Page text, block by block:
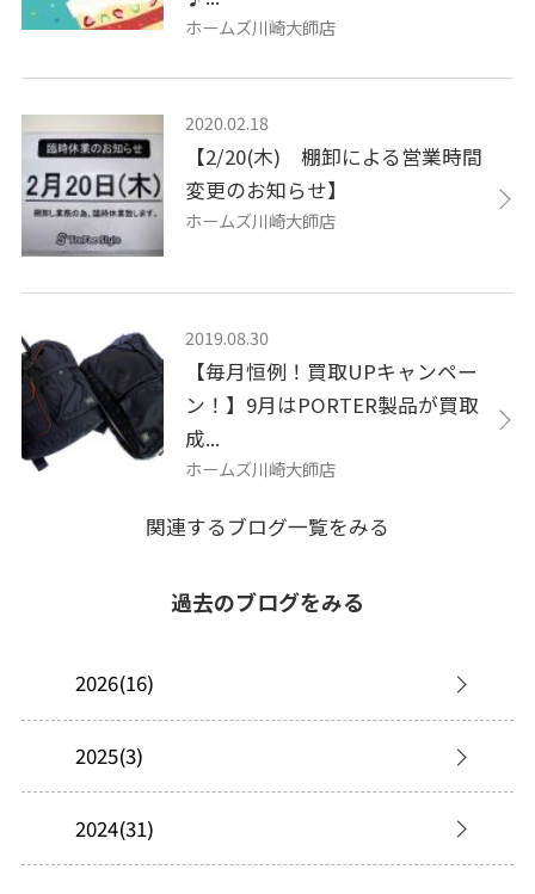
ホームズ川崎大師店
2020.02.18
【2/20(木) 棚卸による営業時間
変更のお知らせ】
ホームズ川崎大師店
2019.08.30
【毎月恒例！買取UPキャンペー
ン！】9月はPORTER製品が買取
成...
ホームズ川崎大師店
関連するブログ一覧をみる
過去のブログをみる
2026(16)
2025(3)
2024(31)